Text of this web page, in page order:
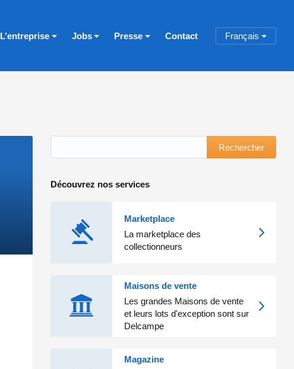
L’entreprise Jobs Presse Contact Français
Rechercher
Découvrez nos services
Marketplace
La marketplace des
collectionneurs
Maisons de vente
Les grandes Maisons de vente
et leurs lots d'exception sont sur
Delcampe
Magazine